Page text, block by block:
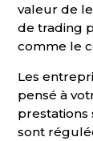
valeur de
de trading
comme le
Les
pensé à
prestations
sont